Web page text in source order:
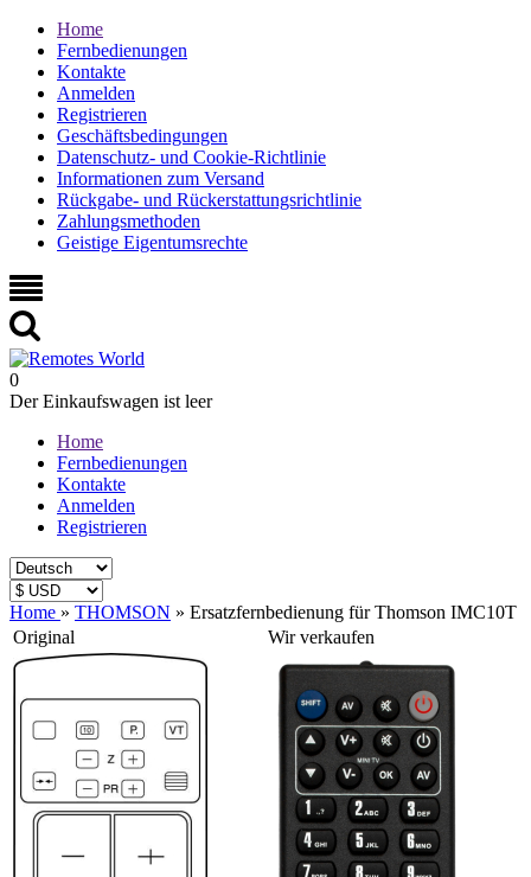
Home
Fernbedienungen
Kontakte
Anmelden
Registrieren
Geschäftsbedingungen
Datenschutz- und Cookie-Richtlinie
Informationen zum Versand
Rückgabe- und Rückerstattungsrichtlinie
Zahlungsmethoden
Geistige Eigentumsrechte
0
Der Einkaufswagen ist leer
Home
Fernbedienungen
Kontakte
Anmelden
Registrieren
Home » THOMSON » Ersatzfernbedienung für Thomson IMC10T
Original
Wir verkaufen